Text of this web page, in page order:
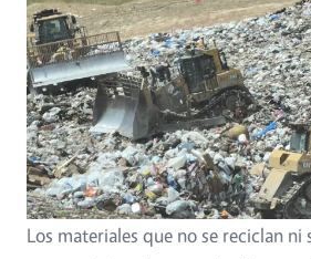
Los materiales que no se reciclan ni